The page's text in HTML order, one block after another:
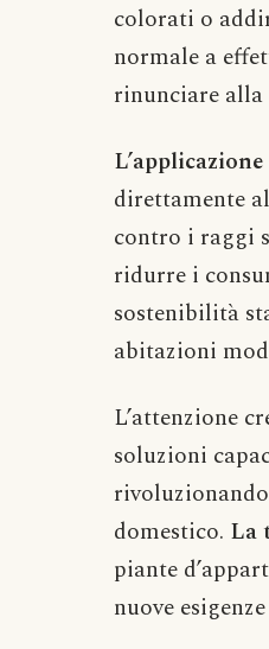
colorati o
normale a
rinunciare alla
direttamente
contro i raggi
ridurre i
sostenibilità
abitazioni
L’attenzione
soluzioni
domestico. La
piante
nuove